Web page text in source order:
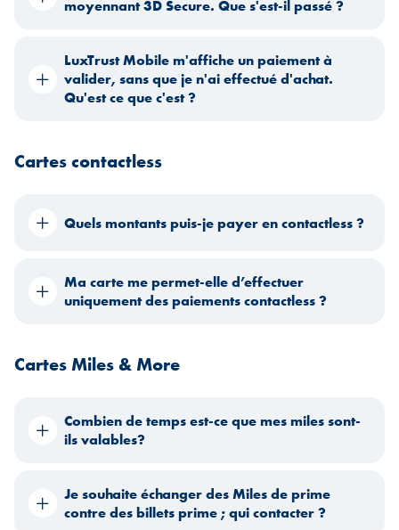
moyennant 3D Secure. Que s'est-il passé ?
LuxTrust Mobile m'affiche un paiement à
valider, sans que je n'ai effectué d'achat.
Qu'est ce que c'est ?
Cartes contactless
Quels montants puis-je payer en contactless ?
Ma carte me permet-elle d’effectuer
uniquement des paiements contactless ?
Cartes Miles & More
Combien de temps est-ce que mes miles sont-
ils valables?
Je souhaite échanger des Miles de prime
contre des billets prime ; qui contacter ?